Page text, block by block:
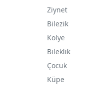
Ziynet
Bilezik
Kolye
Bileklik
Çocuk
Küpe